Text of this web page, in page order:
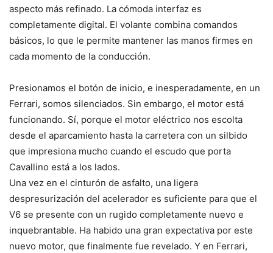
aspecto más refinado. La cómoda interfaz es
completamente digital. El volante combina comandos
básicos, lo que le permite mantener las manos firmes en
cada momento de la conducción.
Presionamos el botón de inicio, e inesperadamente, en un
Ferrari, somos silenciados. Sin embargo, el motor está
funcionando. Sí, porque el motor eléctrico nos escolta
desde el aparcamiento hasta la carretera con un silbido
que impresiona mucho cuando el escudo que porta
Cavallino está a los lados.
Una vez en el cinturón de asfalto, una ligera
despresurización del acelerador es suficiente para que el
V6 se presente con un rugido completamente nuevo e
inquebrantable. Ha habido una gran expectativa por este
nuevo motor, que finalmente fue revelado. Y en Ferrari,